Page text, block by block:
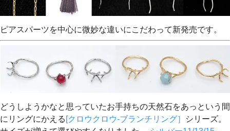
ピアスパーツを中心に微妙な違いにこだわって新発売です。
どうしようかなと思っていたお手持ちの天然石をあっという間
にリングにかえる [クロウクロウ-ブランチリング］
シリーズ。